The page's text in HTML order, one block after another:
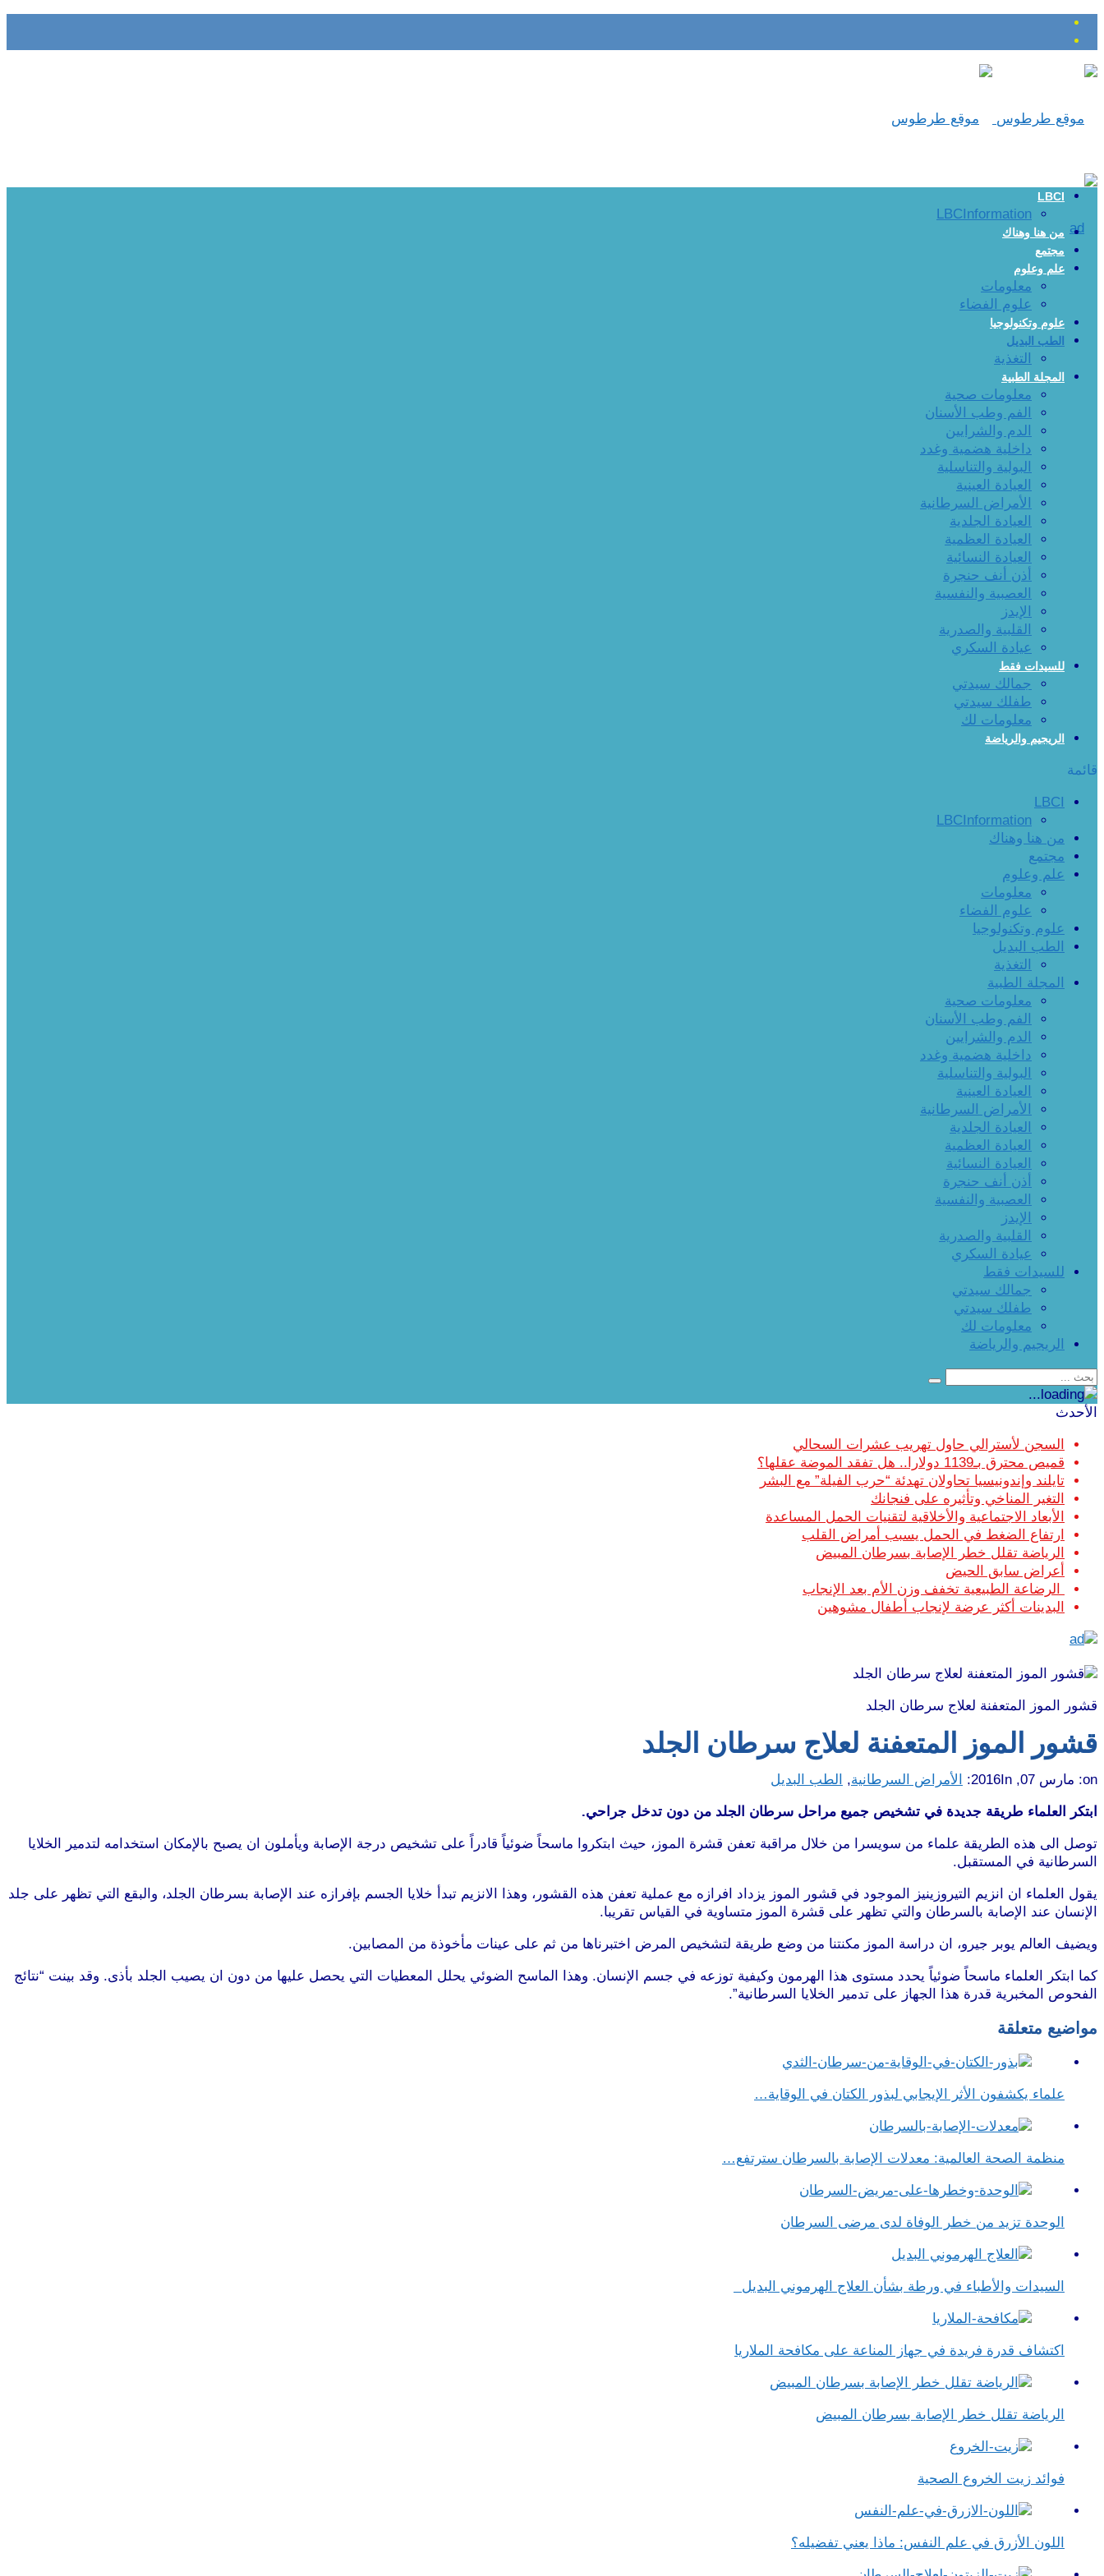
LBCI
LBCInformation
من هنا وهناك
مجتمع
علم وعلوم
معلومات
علوم الفضاء
علوم وتكنولوجيا
الطب البديل
التغذية
المجلة الطبية
معلومات صحية
الفم وطب الأسنان
الدم والشرايين
داخلية هضمية وغدد
البولية والتناسلية
العيادة العينية
الأمراض السرطانية
العيادة الجلدية
العيادة العظمية
العيادة النسائية
أذن أنف حنجرة
العصبية والنفسية
الإيدز
القلبية والصدرية
عيادة السكري
للسيدات فقط
جمالك سيدتي
طفلك سيدتي
معلومات لك
الريجيم والرياضة
قائمة
LBCI
LBCInformation
من هنا وهناك
مجتمع
علم وعلوم
معلومات
علوم الفضاء
علوم وتكنولوجيا
الطب البديل
التغذية
المجلة الطبية
معلومات صحية
الفم وطب الأسنان
الدم والشرايين
داخلية هضمية وغدد
البولية والتناسلية
العيادة العينية
الأمراض السرطانية
العيادة الجلدية
العيادة العظمية
العيادة النسائية
أذن أنف حنجرة
العصبية والنفسية
الإيدز
القلبية والصدرية
عيادة السكري
للسيدات فقط
جمالك سيدتي
طفلك سيدتي
معلومات لك
الريجيم والرياضة
الأحدث
السجن لأسترالي حاول تهريب عشرات السحالي
قميص محترق بـ1139 دولارا.. هل تفقد الموضة عقلها؟
تايلند وإندونيسيا تحاولان تهدئة “حرب الفيلة” مع البشر
التغير المناخي وتأثيره على فنجانك
الأبعاد الاجتماعية والأخلاقية لتقنيات الحمل المساعدة
ارتفاع الضغط في الحمل يسبب أمراض القلب
الرياضة تقلل خطر الإصابة بسرطان المبيض
أعراض سابق الحيض
الرضاعة الطبيعية تخفف وزن الأم بعد الإنجاب
البدينات أكثر عرضة لإنجاب أطفال مشوهين
قشور الموز المتعفنة لعلاج سرطان الجلد
قشور الموز المتعفنة لعلاج سرطان الجلد
on: مارس 07, 2016 In: الأمراض السرطانية, الطب البديل
ابتكر العلماء طريقة جديدة في تشخيص جميع مراحل سرطان الجلد من دون تدخل جراحي.
توصل الى هذه الطريقة علماء من سويسرا من خلال مراقبة تعفن قشرة الموز، حيث ابتكروا ماسحاً ضوئياً قادراً على تشخيص درجة الإصابة ويأملون ان يصبح بالإمكان استخدامه لتدمير الخلايا
السرطانية في المستقبل.
يقول العلماء ان انزيم التيروزينيز الموجود في قشور الموز يزداد افرازه مع عملية تعفن هذه القشور، وهذا الانزيم تبدأ خلايا الجسم بإفرازه عند الإصابة بسرطان الجلد، والبقع التي تظهر على جلد
الإنسان عند الإصابة بالسرطان والتي تظهر على قشرة الموز متساوية في القياس تقريبا.
ويضيف العالم يوبر جيرو، ان دراسة الموز مكنتنا من وضع طريقة لتشخيص المرض اختبرناها من ثم على عينات مأخوذة من المصابين.
كما ابتكر العلماء ماسحاً ضوئياً يحدد مستوى هذا الهرمون وكيفية توزعه في جسم الإنسان. وهذا الماسح الضوئي يحلل المعطيات التي يحصل عليها من دون ان يصيب الجلد بأذى. وقد بينت “نتائج
الفحوص المخبرية قدرة هذا الجهاز على تدمير الخلايا السرطانية”.
مواضيع متعلقة
علماء يكشفون الأثر الإيجابي لبذور الكتان في الوقاية…
منظمة الصحة العالمية: معدلات الإصابة بالسرطان سترتفع…
الوحدة تزيد من خطر الوفاة لدى مرضى السرطان
السيدات والأطباء في ورطة بشأن العلاج الهرموني البديل
اكتشاف قدرة فريدة في جهاز المناعة على مكافحة الملاريا
الرياضة تقلل خطر الإصابة بسرطان المبيض
فوائد زيت الخروع الصحية
اللون الأزرق في علم النفس​: ماذا يعني تفضيله؟